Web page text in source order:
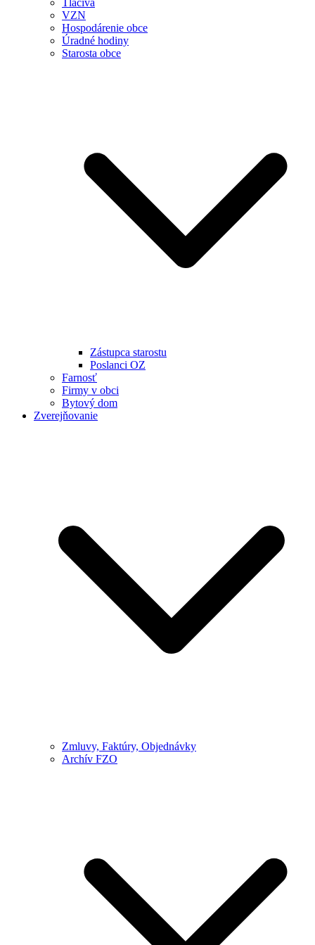
Tlačivá
VZN
Hospodárenie obce
Úradné hodiny
Starosta obce
Zástupca starostu
Poslanci OZ
Farnosť
Firmy v obci
Bytový dom
Zverejňovanie
Zmluvy, Faktúry, Objednávky
Archív FZO